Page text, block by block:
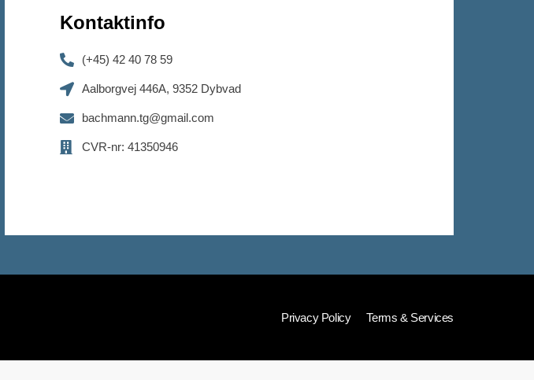
Kontaktinfo
(+45) 42 40 78 59
Aalborgvej 446A, 9352 Dybvad
bachmann.tg@gmail.com
CVR-nr: 41350946
Privacy Policy Terms & Services